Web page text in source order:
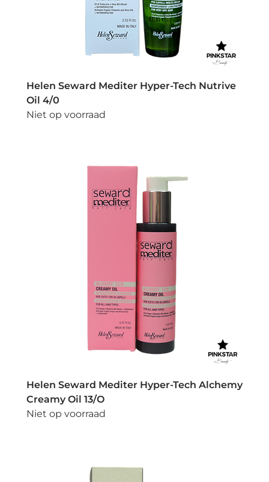
Helen Seward Mediter Hyper-Tech Nutrive
Oil 4/0
Niet op voorraad
Helen Seward Mediter Hyper-Tech Alchemy
Creamy Oil 13/O
Niet op voorraad